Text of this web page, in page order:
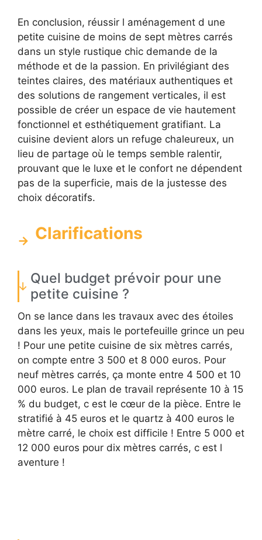
En conclusion, réussir l aménagement d une
petite cuisine de moins de sept mètres carrés
dans un style rustique chic demande de la
méthode et de la passion. En privilégiant des
teintes claires, des matériaux authentiques et
des solutions de rangement verticales, il est
possible de créer un espace de vie hautement
fonctionnel et esthétiquement gratifiant. La
cuisine devient alors un refuge chaleureux, un
lieu de partage où le temps semble ralentir,
prouvant que le luxe et le confort ne dépendent
pas de la superficie, mais de la justesse des
choix décoratifs.
Clarifications
Quel budget prévoir pour une
petite cuisine ?
On se lance dans les travaux avec des étoiles
dans les yeux, mais le portefeuille grince un peu
! Pour une petite cuisine de six mètres carrés,
on compte entre 3 500 et 8 000 euros. Pour
neuf mètres carrés, ça monte entre 4 500 et 10
000 euros. Le plan de travail représente 10 à 15
% du budget, c est le cœur de la pièce. Entre le
stratifié à 45 euros et le quartz à 400 euros le
mètre carré, le choix est difficile ! Entre 5 000 et
12 000 euros pour dix mètres carrés, c est l
aventure !